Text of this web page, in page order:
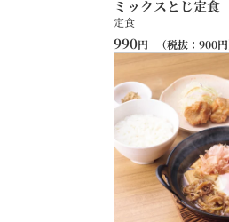
ミックスとじ定食
定食
990円 （税抜： 900円